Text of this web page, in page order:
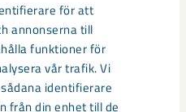
för att
annonserna till
funktioner för
vår trafik. Vi
identifierare
från din enhet till de